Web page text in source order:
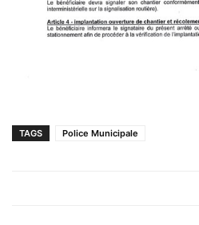
TAGS Police Municipale